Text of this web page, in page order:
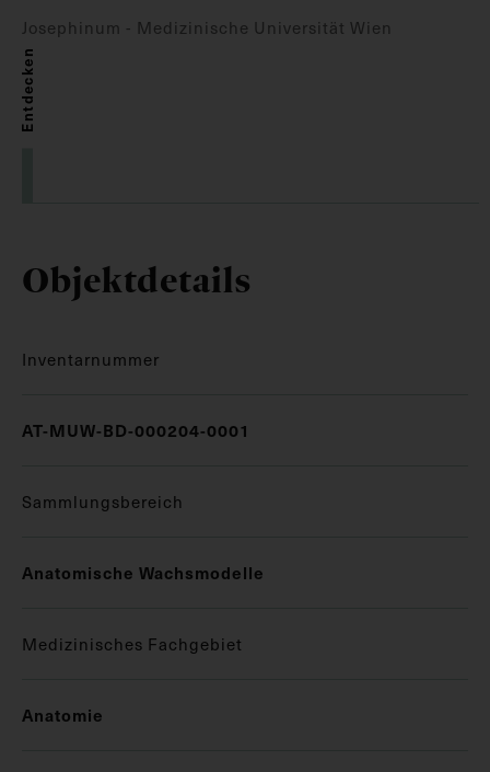
Josephinum - Medizinische Universität Wien
Entdecken
Objektdetails
Inventarnummer
AT-MUW-BD-000204-0001
Sammlungsbereich
Anatomische Wachsmodelle
Medizinisches Fachgebiet
Anatomie